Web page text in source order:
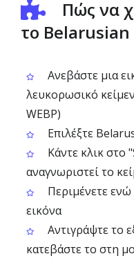
Πώς να
το Belarusian
Ανεβάστε μια
λευκορωσικό
WEBP)
Επιλέξτε
Κάντε κλικ στο
αναγνωριστεί το
Περιμένετε
εικόνα
Αντιγράψτε το
κατεβάστε το στη